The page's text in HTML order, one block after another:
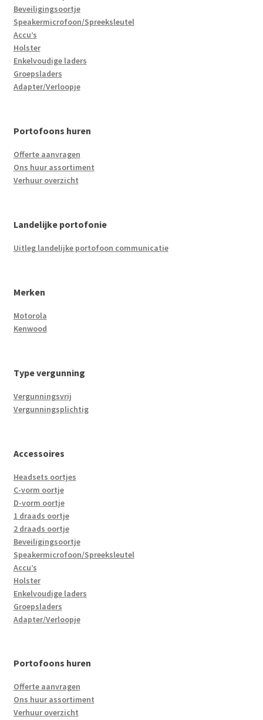
Beveiligingsoortje
Speakermicrofoon/Spreeksleutel
Accu’s
Holster
Enkelvoudige laders
Groepsladers
Adapter/Verloopje
Portofoons huren
Offerte aanvragen
Ons huur assortiment
Verhuur overzicht
Landelijke portofonie
Uitleg landelijke portofoon communicatie
Merken
Motorola
Kenwood
Type vergunning
Vergunningsvrij
Vergunningsplichtig
Accessoires
Headsets oortjes
C-vorm oortje
D-vorm oortje
1 draads oortje
2 draads oortje
Beveiligingsoortje
Speakermicrofoon/Spreeksleutel
Accu’s
Holster
Enkelvoudige laders
Groepsladers
Adapter/Verloopje
Portofoons huren
Offerte aanvragen
Ons huur assortiment
Verhuur overzicht